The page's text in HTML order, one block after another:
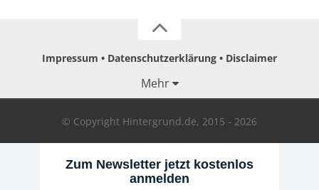
Impressum Datenschutzerklärung Disclaimer
Mehr
© Copyright Hintergrund.de, 2015 - 2026
Zum Newsletter jetzt kostenlos
anmelden